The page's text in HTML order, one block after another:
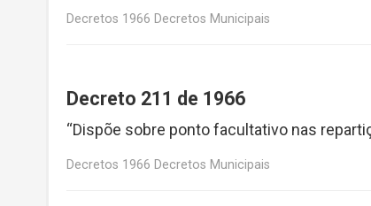
Decretos 1966 Decretos Municipais
Decreto 211 de 1966
“Dispõe sobre ponto facultativo nas
Decretos 1966 Decretos Municipais